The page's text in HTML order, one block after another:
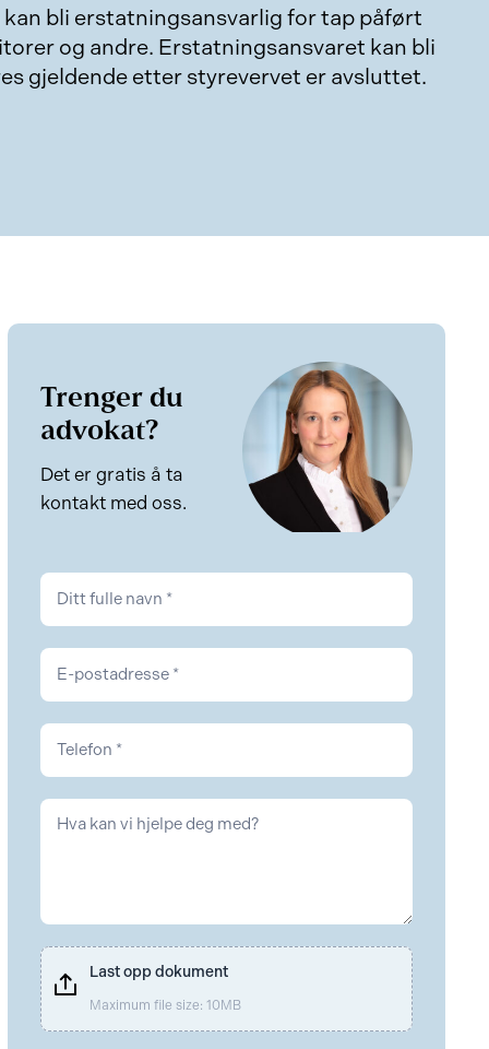
bli erstatningsansvarlig for tap påført
og andre. Erstatningsansvaret kan bli
gjeldende etter styrevervet er avsluttet.
Trenger du
advokat?
Det er gratis å ta
kontakt med oss.
Kontakt
Last opp dokument
Maximum file size: 10MB